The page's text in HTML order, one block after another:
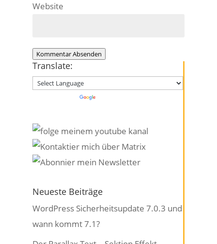
Website
Kommentar Absenden
Translate:
Powered by
Neueste Beiträge
WordPress Sicherheitsupdate 7.0.3 und
wann kommt 7.1?